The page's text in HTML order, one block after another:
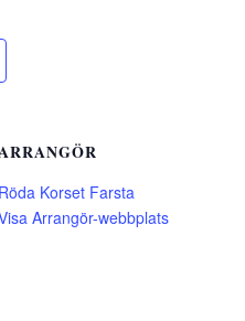
Röda Korset Farsta
Arrangör-webbplats